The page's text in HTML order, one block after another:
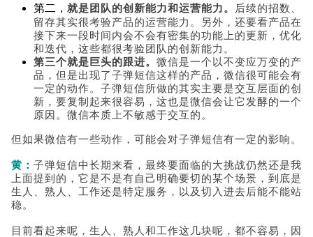
第二， 就是团队的创新能力和运营能力。
后续的招数、
留存其实很考验产品的运营能力。另外，还要看产品在
接下来一段时间内会不会有密集的功能上的更新，优化
和迭代，这些都很考验团队的创新能力。
第三个就是巨头的跟进。 微信是一个以不变应万变的产
品，但是出现了子弹短信这样的产品，微信很可能会有
一定的动作。子弹短信所做的其实主要是交互层面的创
新，要复制起来很容易，这也是微信会让它发酵的一个
原因。微信本质上不敏感于交互的。
但如果微信有一些动作，可能会对子弹短信有一定的影响。
黄： 子弹短信中长期来看，最终要面临的大挑战仍然还是我
上面提到的，它是不是有自己明确要切的某个场景，到底是
生人、熟人、工作还是特定服务，以及切入进去后能不能站
稳。
目前看起来呢，生人、熟人和工作这几块呢，都不容易，因